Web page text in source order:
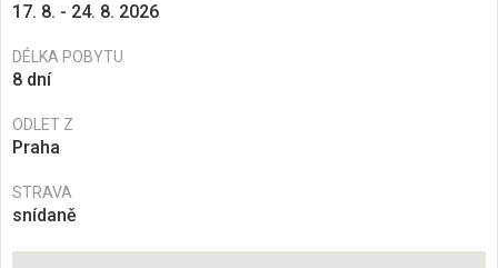
17. 8. - 24. 8. 2026
DÉLKA POBYTU
8 dní
ODLET Z
Praha
STRAVA
snídaně